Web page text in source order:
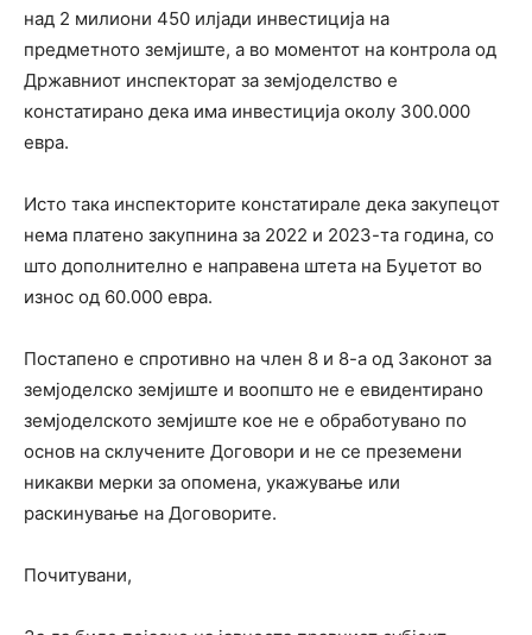
над 2 милиони 450 илјади инвестиција на
предметното земјиште, а во моментот на контрола од
Државниот инспекторат за земјоделство е
констатирано дека има инвестиција околу 300.000
евра.
Исто така инспекторите констатирале дека закупецот
нема платено закупнина за 2022 и 2023-та година, со
што дополнително е направена штета на Буџетот во
износ од 60.000 евра.
Постапено е спротивно на член 8 и 8-а од Законот за
земјоделско земјиште и воопшто не е евидентирано
земјоделското земјиште кое не е обработувано по
основ на склучените Договори и не се преземени
никакви мерки за опомена, укажување или
раскинување на Договорите.
Почитувани,